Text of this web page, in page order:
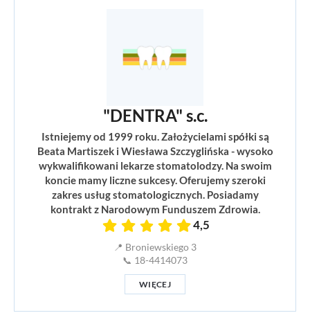
"DENTRA" s.c.
Istniejemy od 1999 roku. Założycielami spółki są
Beata Martiszek i Wiesława Szczyglińska - wysoko
wykwalifikowani lekarze stomatolodzy. Na swoim
koncie mamy liczne sukcesy. Oferujemy szeroki
zakres usług stomatologicznych. Posiadamy
kontrakt z Narodowym Funduszem Zdrowia.
4,5
📍 Broniewskiego 3
📞 18-4414073
WIĘCEJ